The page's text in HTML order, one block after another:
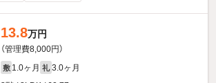
13.8万円
（管理費8,000円）
敷 1.0ヶ月 礼 3.0ヶ月